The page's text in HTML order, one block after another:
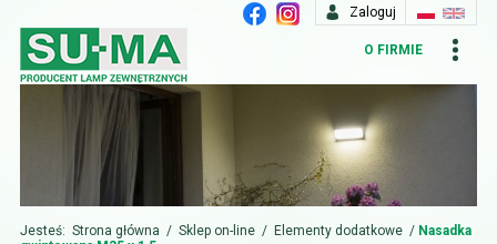
Zaloguj
O FIRMIE
Jesteś: Strona główna / Sklep on-line / Elementy dodatkowe / Nasadka